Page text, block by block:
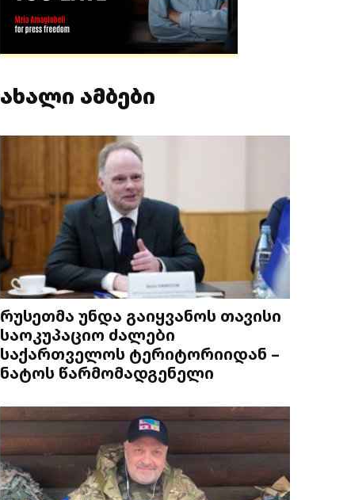
ახალი ამბები
რუსეთმა უნდა გაიყვანოს თავისი
საოკუპაციო ძალები
საქართველოს ტერიტორიიდან –
ნატოს წარმომადგენელი